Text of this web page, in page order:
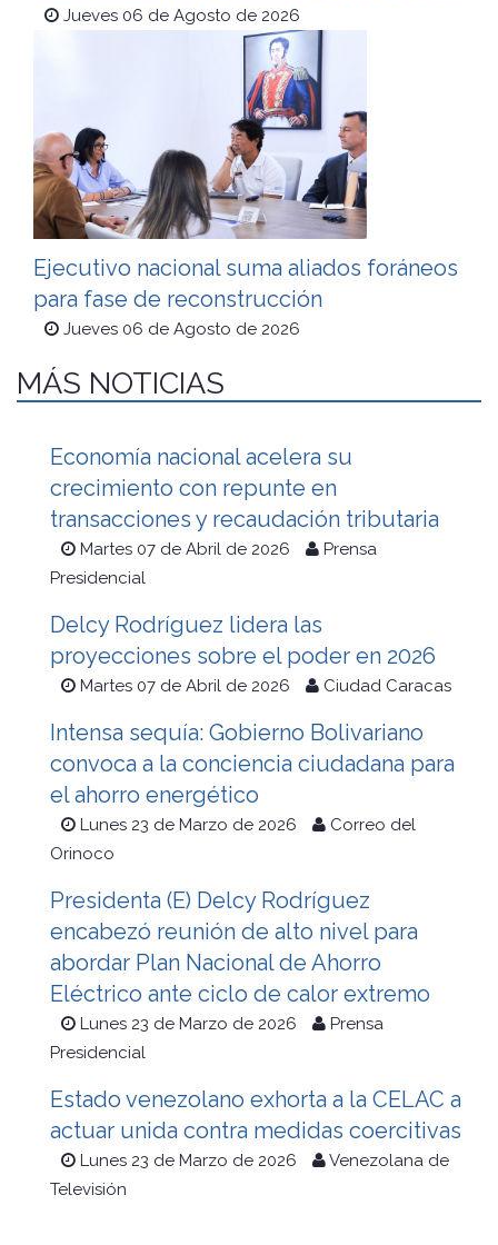
Jueves 06 de Agosto de 2026
Ejecutivo nacional suma aliados foráneos
para fase de reconstrucción
Jueves 06 de Agosto de 2026
MÁS NOTICIAS
Economía nacional acelera su
crecimiento con repunte en
transacciones y recaudación tributaria
Martes 07 de Abril de 2026
Prensa
Presidencial
Delcy Rodríguez lidera las
proyecciones sobre el poder en 2026
Martes 07 de Abril de 2026 Ciudad Caracas
Intensa sequía: Gobierno Bolivariano
convoca a la conciencia ciudadana para
el ahorro energético
Lunes 23 de Marzo de 2026
Correo del
Orinoco
Presidenta (E) Delcy Rodríguez
encabezó reunión de alto nivel para
abordar Plan Nacional de Ahorro
Eléctrico ante ciclo de calor extremo
Lunes 23 de Marzo de 2026
Prensa
Presidencial
Estado venezolano exhorta a la CELAC a
actuar unida contra medidas coercitivas
Lunes 23 de Marzo de 2026
Venezolana de
Televisión